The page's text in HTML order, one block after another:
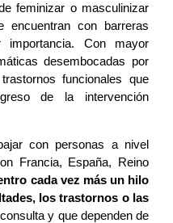
feminizar o masculinizar
con barreras
Con mayor
desembocadas por
funcionales que
de la intervención
con personas a nivel
Francia, España, Reino
cada vez más un hilo
los trastornos o las
y que dependen de